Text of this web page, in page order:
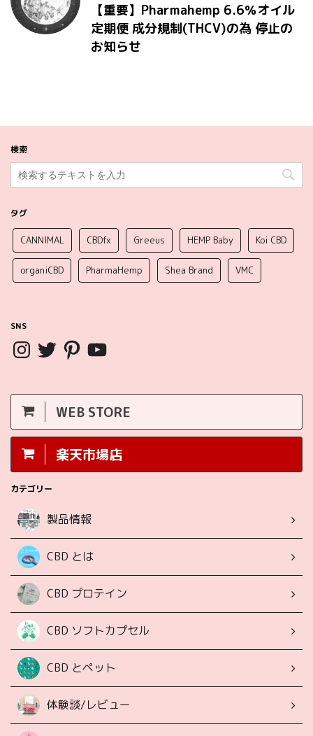
【重要】Pharmahemp 6.6％オイル
定期便 成分規制(THCV)の為 停止の
お知らせ
検索
タグ
CANNIMAL CBDfx Greeus HEMP Baby Koi CBD
organiCBD PharmaHemp Shea Brand VMC
SNS
WEB STORE
楽天市場店
カテゴリー
製品情報
CBD とは
CBD プロテイン
CBD ソフトカプセル
CBD とペット
体験談/レビュー